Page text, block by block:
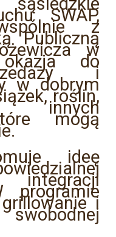
SWAP,
z
Publiczną
w
do
i
w dobrym
roślin,
innych
mogą
ideę
programie
i